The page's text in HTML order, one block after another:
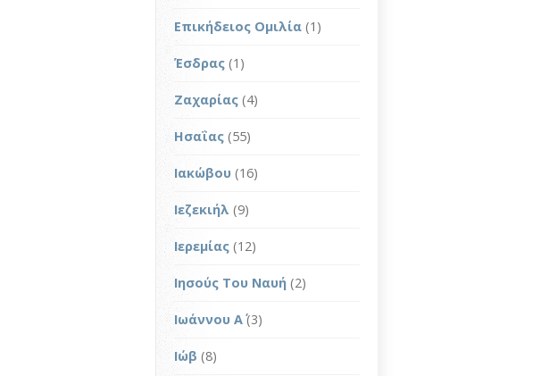
Επικήδειος Ομιλία (1)
Έσδρας (1)
Ζαχαρίας (4)
Ησαΐας (55)
Ιακώβου (16)
Ιεζεκιήλ (9)
Ιερεμίας (12)
Ιησούς Του Ναυή (2)
Ιωάννου Α΄(3)
Ιώβ (8)